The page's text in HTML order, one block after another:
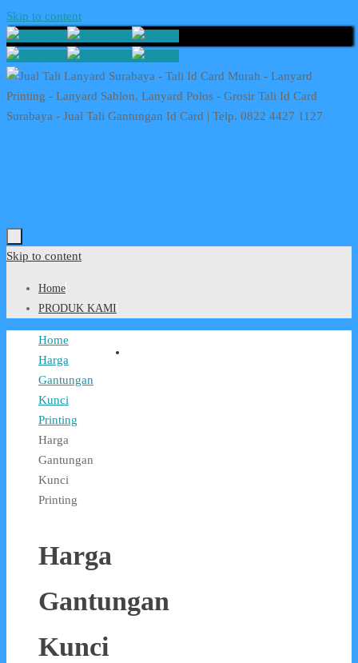
Skip to content
Skip to content
Home
PRODUK KAMI
Home
Harga
Gantungan
Kunci
Printing
Harga
Gantungan
Kunci
Printing
Harga
Gantungan
Kunci